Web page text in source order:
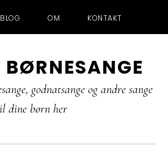
BLOG OM KONTAKT
BØRNESANGE
godnatsange og andre sange
dine børn her